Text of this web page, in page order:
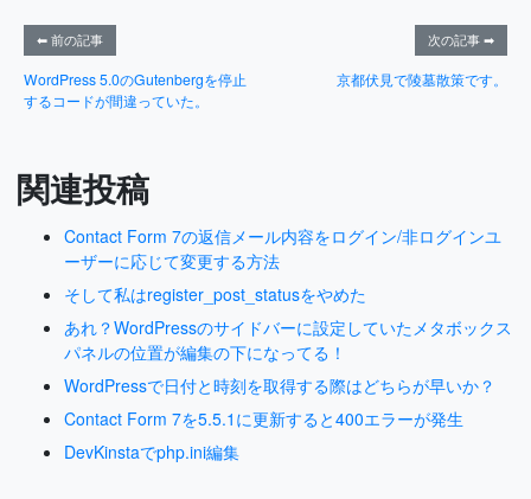
⬅ 前の記事
WordPress 5.0のGutenbergを停止
するコードが間違っていた。
次の記事 ➡
京都伏見で陵墓散策です。
関連投稿
Contact Form 7の返信メール内容をログイン/非ログインユ
ーザーに応じて変更する方法
そして私はregister_post_statusをやめた
あれ？WordPressのサイドバーに設定していたメタボックス
パネルの位置が編集の下になってる！
WordPressで日付と時刻を取得する際はどちらが早いか？
Contact Form 7を5.5.1に更新すると400エラーが発生
DevKinstaでphp.ini編集